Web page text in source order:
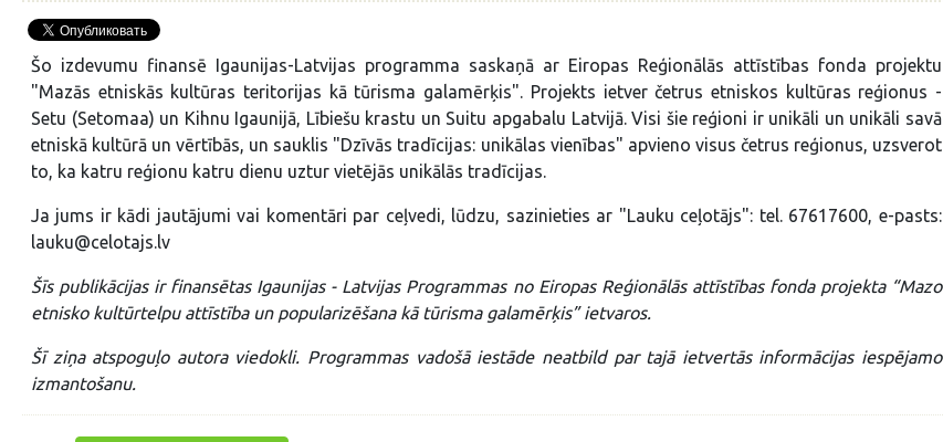
Šo izdevumu finansē Igaunijas-Latvijas programma saskaņā ar Eiropas Reģionālās attīstības fonda projektu
"Mazās etniskās kultūras teritorijas kā tūrisma galamērķis". Projekts ietver četrus etniskos kultūras reģionus -
Setu (Setomaa) un Kihnu Igaunijā, Lībiešu krastu un Suitu apgabalu Latvijā. Visi šie reģioni ir unikāli un unikāli savā
etniskā kultūrā un vērtībās, un sauklis "Dzīvās tradīcijas: unikālas vienības" apvieno visus četrus reģionus, uzsverot
to, ka katru reģionu katru dienu uztur vietējās unikālās tradīcijas.
Ja jums ir kādi jautājumi vai komentāri par ceļvedi, lūdzu, sazinieties ar "Lauku ceļotājs": tel. 67617600, e-pasts:
lauku@celotajs.lv
Šīs publikācijas ir finansētas Igaunijas - Latvijas Programmas no Eiropas Reģionālās attīstības fonda projekta “Mazo
etnisko kultūrtelpu attīstība un popularizēšana kā tūrisma galamērķis” ietvaros.
Šī ziņa atspoguļo autora viedokli. Programmas vadošā iestāde neatbild par tajā ietvertās informācijas iespējamo
izmantošanu.